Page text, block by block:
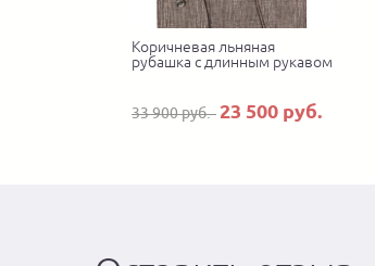
Коричневая льняная
рубашка с длинным рукавом
33 900 руб. 23 500 руб.